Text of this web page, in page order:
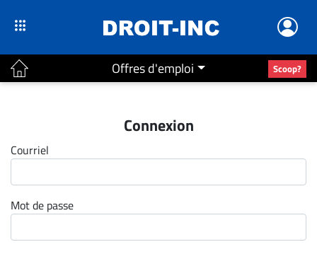
Offres d'emploi Scoop?
En
Nominations
Bureaux
Conseillers
Connexion
Courriel
Mot de passe